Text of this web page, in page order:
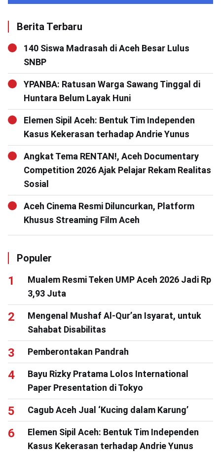
Berita Terbaru
140 Siswa Madrasah di Aceh Besar Lulus
SNBP
YPANBA: Ratusan Warga Sawang Tinggal di
Huntara Belum Layak Huni
Elemen Sipil Aceh: Bentuk Tim Independen
Kasus Kekerasan terhadap Andrie Yunus
Angkat Tema RENTAN!, Aceh Documentary
Competition 2026 Ajak Pelajar Rekam Realitas
Sosial
Aceh Cinema Resmi Diluncurkan, Platform
Khusus Streaming Film Aceh
Populer
Mualem Resmi Teken UMP Aceh 2026 Jadi Rp
3,93 Juta
Mengenal Mushaf Al-Qur’an Isyarat, untuk
Sahabat Disabilitas
Pemberontakan Pandrah
Bayu Rizky Pratama Lolos International
Paper Presentation di Tokyo
Cagub Aceh Jual ‘Kucing dalam Karung’
Elemen Sipil Aceh: Bentuk Tim Independen
Kasus Kekerasan terhadap Andrie Yunus